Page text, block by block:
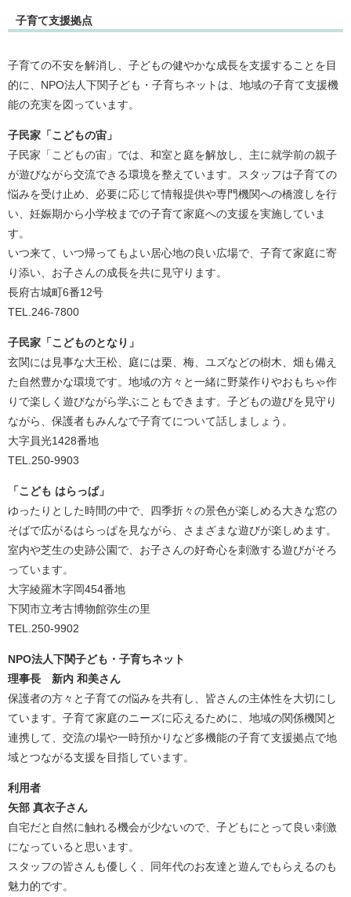
子育て支援拠点
子育ての不安を解消し、子どもの健やかな成長を支援することを目
的に、NPO法人下関子ども・子育ちネットは、地域の子育て支援機
能の充実を図っています。
子民家「こどもの宙」
子民家「こどもの宙」では、和室と庭を解放し、主に就学前の親子
が遊びながら交流できる環境を整えています。スタッフは子育ての
悩みを受け止め、必要に応じて情報提供や専門機関への橋渡しを行
い、妊娠期から小学校までの子育て家庭への支援を実施していま
す。
いつ来て、いつ帰ってもよい居心地の良い広場で、子育て家庭に寄
り添い、お子さんの成長を共に見守ります。
長府古城町6番12号
TEL.246-7800
子民家「こどものとなり」
玄関には見事な大王松、庭には栗、梅、ユズなどの樹木、畑も備え
た自然豊かな環境です。地域の方々と一緒に野菜作りやおもちゃ作
りで楽しく遊びながら学ぶこともできます。子どもの遊びを見守り
ながら、保護者もみんなで子育てについて話しましょう。
大字員光1428番地
TEL.250-9903
「こども はらっぱ」
ゆったりとした時間の中で、四季折々の景色が楽しめる大きな窓の
そばで広がるはらっぱを見ながら、さまざまな遊びが楽しめます。
室内や芝生の史跡公園で、お子さんの好奇心を刺激する遊びがそろ
っています。
大字綾羅木字岡454番地
下関市立考古博物館弥生の里
TEL.250-9902
NPO法人下関子ども・子育ちネット
理事長 新内 和美さん
保護者の方々と子育ての悩みを共有し、皆さんの主体性を大切にし
ています。子育て家庭のニーズに応えるために、地域の関係機関と
連携して、交流の場や一時預かりなど多機能の子育て支援拠点で地
域とつながる支援を目指しています。
利用者
矢部 真衣子さん
自宅だと自然に触れる機会が少ないので、子どもにとって良い刺激
になっていると思います。
スタッフの皆さんも優しく、同年代のお友達と遊んでもらえるのも
魅力的です。